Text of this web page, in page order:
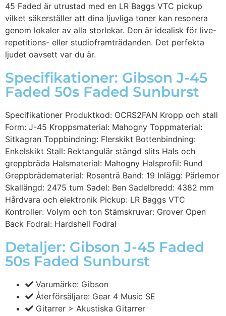
45 Faded är utrustad med en LR Baggs VTC pickup
vilket säkerställer att dina ljuvliga toner kan resonera
genom lokaler av alla storlekar. Den är idealisk för live-
repetitions- eller studioframträdanden. Det perfekta
ljudet oavsett var du är.
Specifikationer: Gibson J-45
Faded 50s Faded Sunburst
Specifikationer Produktkod: OCRS2FAN Kropp och stall
Form: J-45 Kroppsmaterial: Mahogny Toppmaterial:
Sitkagran Toppbindning: Flerskikt Bottenbindning:
Enkelskikt Stall: Rektangulär stängd slits Hals och
greppbräda Halsmaterial: Mahogny Halsprofil: Rund
Greppbrädematerial: Rosenträ Band: 19 Inlägg: Pärlemor
Skallängd: 2475 tum Sadel: Ben Sadelbredd: 4382 mm
Hårdvara och elektronik Pickup: LR Baggs VTC
Kontroller: Volym och ton Stämskruvar: Grover Open
Back Fodral: Hardshell Fodral
Detaljer: Gibson J-45 Faded
50s Faded Sunburst
Varumärke: Gibson
Återförsäljare: Gear 4 Music SE
Gitarrer > Akustiska Gitarrer